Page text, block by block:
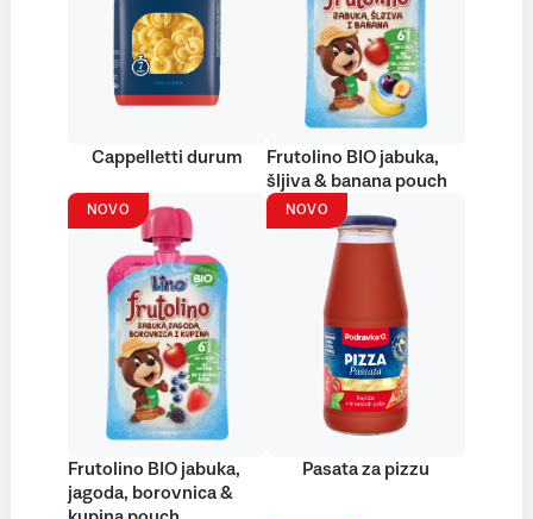
Cappelletti durum
Frutolino BIO jabuka,
šljiva & banana pouch
NOVO
Frutolino BIO jabuka,
jagoda, borovnica &
NOVO
Pasata za pizzu